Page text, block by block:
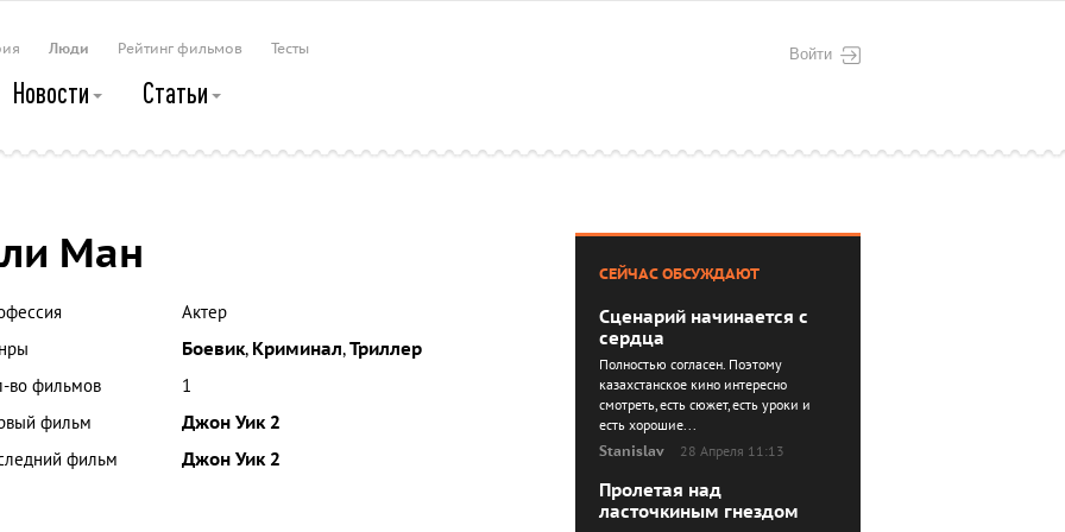
Войти
Люди Рейтинг фильмов Тесты
Новости Статьи
Ман
Актер
Боевик, Криминал,Триллер
во фильмов
1
фильм
Джон Уик 2
фильм
Джон Уик 2
СЕЙЧАС ОБСУЖДАЮТ
Сценарий начинается с
сердца
Полностью согласен. Поэтому
казахстанское кино интересно
смотреть, есть сюжет, есть уроки и
есть хорошие...
Stanislav
28 Апреля 11:13
Пролетая над
ласточкиным гнездом